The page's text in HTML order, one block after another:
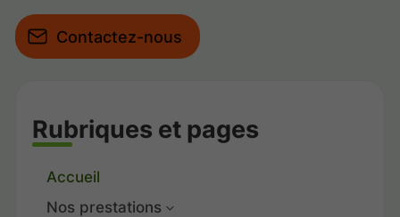
Contactez-nous
Rubriques et pages
Accueil
Nos prestations